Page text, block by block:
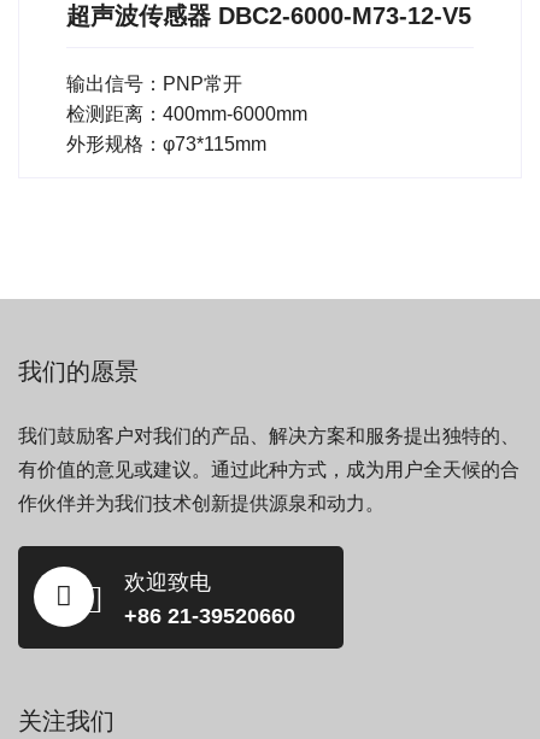
超声波传感器 DBC2-6000-M73-12-V5
输出信号：PNP常开
检测距离：400mm-6000mm
外形规格：φ73*115mm
我们的愿景
我们鼓励客户对我们的产品、解决方案和服务提出独特的、
有价值的意见或建议。通过此种方式，成为用户全天候的合
作伙伴并为我们技术创新提供源泉和动力。
欢迎致电
+86 21-39520660
关注我们